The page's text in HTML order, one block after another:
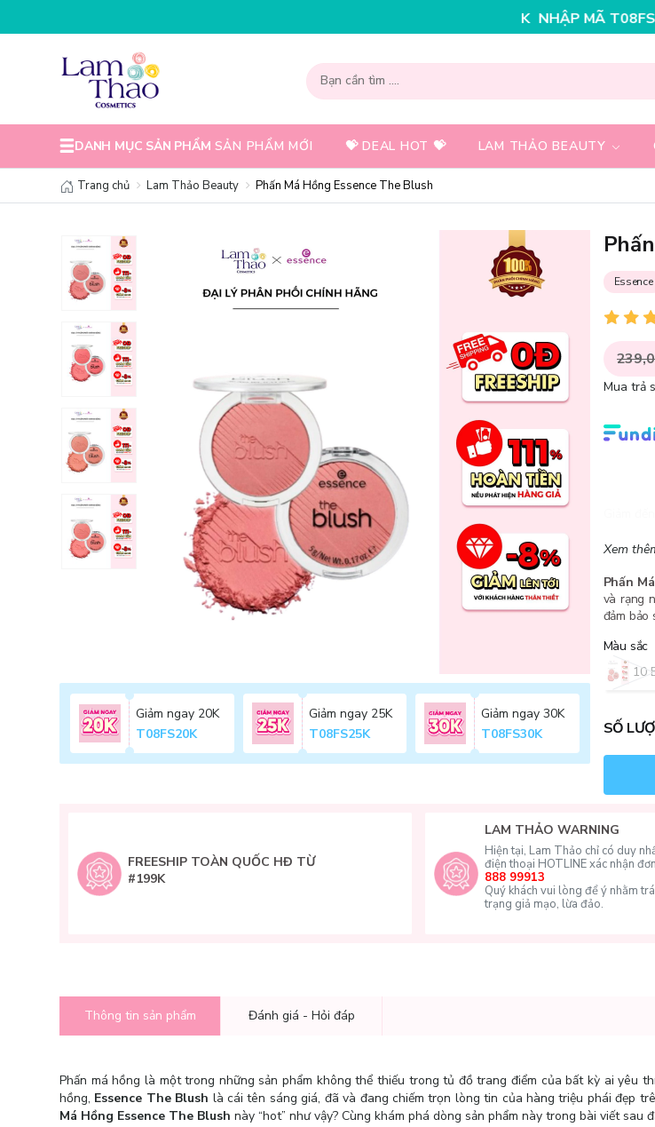
NHẬP MÃ T08FS30K - GIẢM
DANH MỤC SẢN PHẨM SẢN PHẨM MỚI 💝 DEAL HOT 💝 LAM THẢO BEAUTY
Trang chủ Lam Thảo Beauty Phấn Má Hồng Essence The Blush
Giảm ngay 20K
T08FS20K
Giảm ngay 25K
T08FS25K
Giảm ngay 30K
T08FS30K
Essence
Mua trả
Xem
Phấn
và rạng
đảm bảo
Màu sắc
10
SỐ
FREESHIP TOÀN QUỐC HĐ TỪ
#199K
LAM THẢO WARNING
Hiện tại, Lam Thảo chỉ có duy
điện thoại HOTLINE xác nhận
888 99913
Quý khách vui lòng để ý nhằm
trạng giả mạo, lừa đảo.
Thông tin sản phẩm Đánh giá - Hỏi đáp
Phấn má hồng là một trong những sản phẩm không thể thiếu trong tủ đồ trang điểm của bất kỳ ai yêu
hồng, Essence The Blush là cái tên sáng giá, đã và đang chiếm trọn lòng tin của hàng triệu phái đẹp
Má Hồng Essence The Blush này “hot” như vậy? Cùng khám phá dòng sản phẩm này trong bài viết sau